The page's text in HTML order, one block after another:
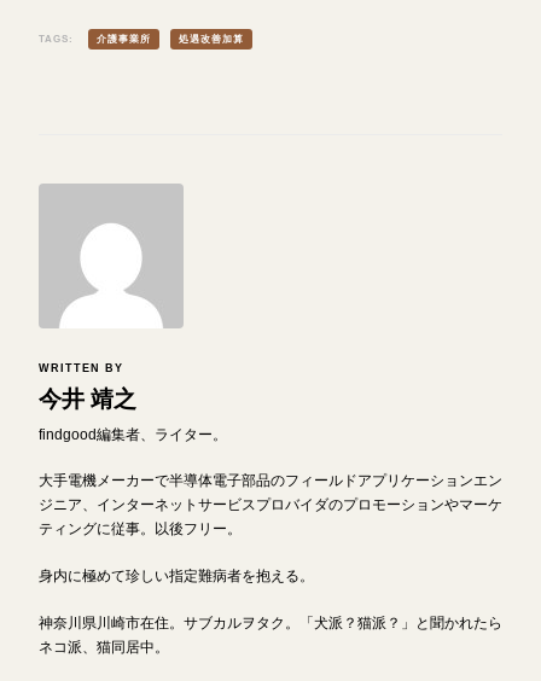
TAGS: 介護事業所 処遇改善加算
WRITTEN BY
今井 靖之
findgood編集者、ライター。
大手電機メーカーで半導体電子部品のフィールドアプリケーションエン
ジニア、インターネットサービスプロバイダのプロモーションやマーケ
ティングに従事。以後フリー。
身内に極めて珍しい指定難病者を抱える。
神奈川県川崎市在住。サブカルヲタク。「犬派？猫派？」と聞かれたら
ネコ派、猫同居中。